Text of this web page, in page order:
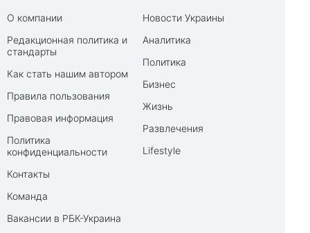
О компании
Редакционная политика и
стандарты
Как стать нашим автором
Правила пользования
Правовая информация
Политика
конфиденциальности
Контакты
Команда
Вакансии в РБК-Украина
Новости Украины
Аналитика
Политика
Бизнес
Жизнь
Развлечения
Lifestyle